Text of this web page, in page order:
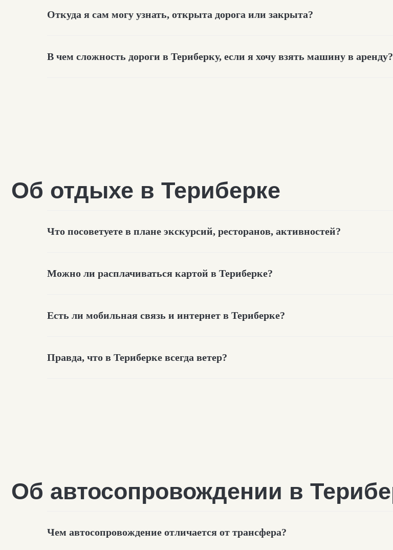
Откуда я сам могу узнать, открыта дорога или закрыта?
В чем сложность дороги в Териберку, если я хочу взять машину в аренду?
Что посоветуете в плане экскурсий, ресторанов, активностей?
Можно ли расплачиваться картой в Териберке?
Есть ли мобильная связь и интернет в Териберке?
Правда, что в Териберке всегда ветер?
Чем автосопровождение отличается от трансфера?
О такси в Териберке